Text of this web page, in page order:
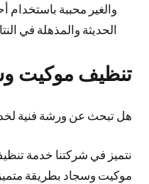
والغير محببة باستخدام
الحديثة والمذهلة في
تنظيف موكيت
هل تبحث عن ورشة فنية
نتميز في شركتنا خدمة
موكيت وسجاد بطريقة